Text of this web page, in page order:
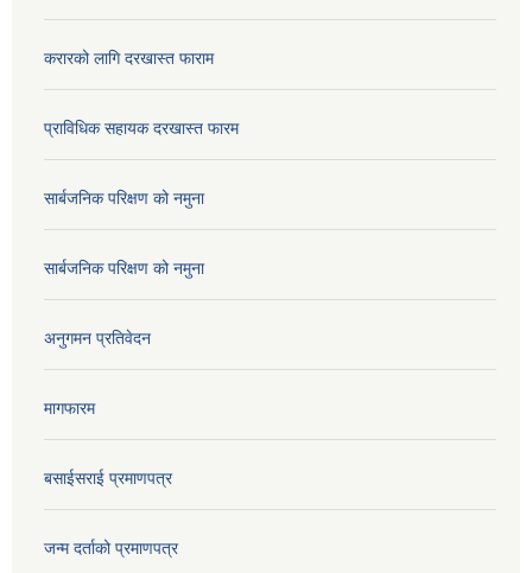
करारको लागि दरखास्त फाराम
प्राविधिक सहायक दरखास्त फारम
सार्बजनिक परिक्षण को नमुना
सार्बजनिक परिक्षण को नमुना
अनुगमन प्रतिवेदन
मागफारम
बसाईसराई प्रमाणपत्र
जन्म दर्ताको प्रमाणपत्र